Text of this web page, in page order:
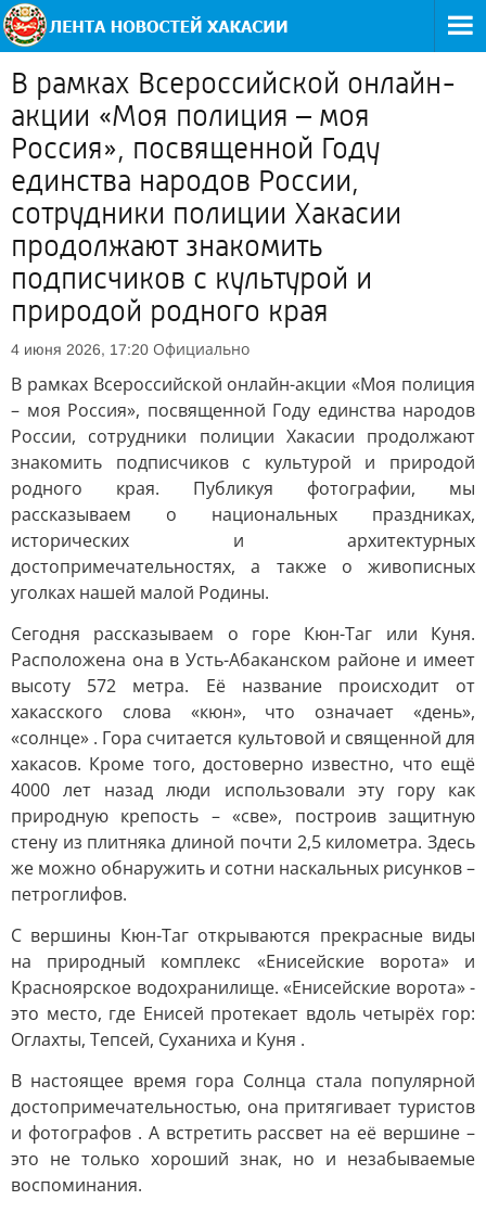
В рамках Всероссийской онлайн-
акции «Моя полиция – моя
Россия», посвященной Году
единства народов России,
сотрудники полиции Хакасии
продолжают знакомить
подписчиков с культурой и
природой родного края
4 июня 2026, 17:20 Официально
В рамках Всероссийской онлайн-акции «Моя полиция
– моя Россия», посвященной Году единства народов
России, сотрудники полиции Хакасии продолжают
знакомить подписчиков с культурой и природой
родного края. Публикуя фотографии, мы
рассказываем о национальных праздниках,
исторических и архитектурных
достопримечательностях, а также о живописных
уголках нашей малой Родины.
Сегодня рассказываем о горе Кюн-Таг или Куня.
Расположена она в Усть-Абаканском районе и имеет
высоту 572 метра. Её название происходит от
хакасского слова «кюн», что означает «день»,
«солнце» . Гора считается культовой и священной для
хакасов. Кроме того, достоверно известно, что ещё
4000 лет назад люди использовали эту гору как
природную крепость – «све», построив защитную
стену из плитняка длиной почти 2,5 километра. Здесь
же можно обнаружить и сотни наскальных рисунков –
петроглифов.
С вершины Кюн-Таг открываются прекрасные виды
на природный комплекс «Енисейские ворота» и
Красноярское водохранилище. «Енисейские ворота» -
это место, где Енисей протекает вдоль четырёх гор:
Оглахты, Тепсей, Суханиха и Куня .
В настоящее время гора Солнца стала популярной
достопримечательностью, она притягивает туристов
и фотографов . А встретить рассвет на её вершине –
это не только хороший знак, но и незабываемые
воспоминания.